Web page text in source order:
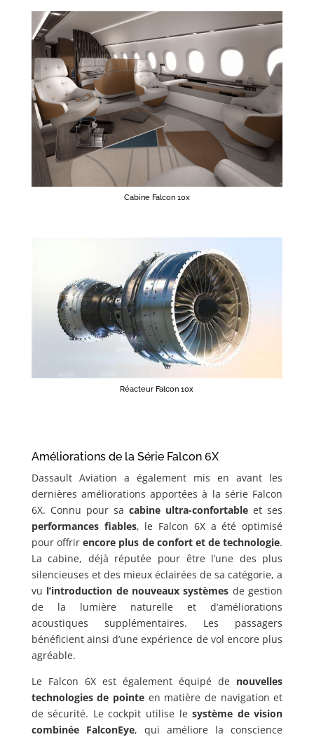
Cabine Falcon 10x
Réacteur Falcon 10x
Améliorations de la Série Falcon 6X
Dassault Aviation a également mis en avant les
dernières améliorations apportées à la série Falcon
6X. Connu pour sacabine ultra-confortable et ses
performances fiables, le Falcon 6X a été optimisé
pour offrirencore plus de confort et de technologie.
La cabine, déjà réputée pour être l’une des plus
silencieuses et des mieux éclairées de sa catégorie, a
vu l’introduction de nouveaux systèmes de gestion
de la lumière naturelle et d’améliorations
acoustiques supplémentaires. Les passagers
bénéficient ainsi d’une expérience de vol encore plus
agréable.
Le Falcon 6X est également équipé de nouvelles
technologies de pointe en matière de navigation et
de sécurité. Le cockpit utilise lesystème de vision
combinée FalconEye, qui améliore la conscience